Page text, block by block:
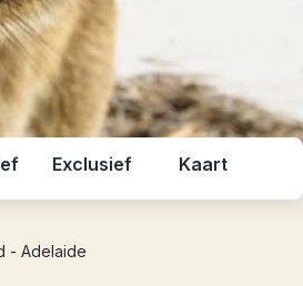
Exclusief Kaart
- Adelaide